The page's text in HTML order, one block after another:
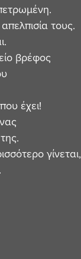
τους.
βρέφος
έχει!
γίνεται,